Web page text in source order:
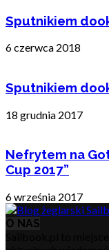
Sputnikiem
6 czerwca 2018
Sputnikiem
18 grudnia 2017
Nefrytem na
Cup 2017”
6 września 2017
O NAS